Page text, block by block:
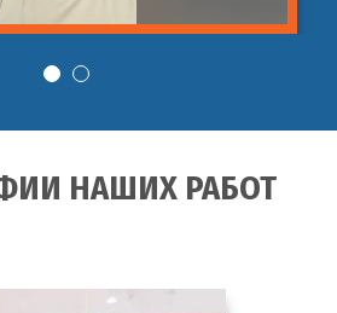
НАШИХ РАБОТ